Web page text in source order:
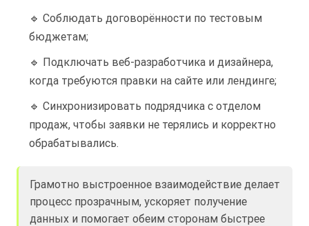
🔹 Соблюдать договорённости по тестовым
бюджетам;
🔹 Подключать веб-разработчика и дизайнера,
когда требуются правки на сайте или лендинге;
🔹 Синхронизировать подрядчика с отделом
продаж, чтобы заявки не терялись и корректно
обрабатывались.
Грамотно выстроенное взаимодействие делает
процесс прозрачным, ускоряет получение
данных и помогает обеим сторонам быстрее